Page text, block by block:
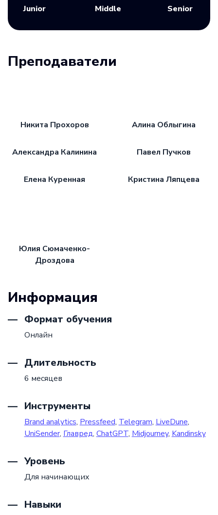
Junior Middle Senior
Преподаватели
Никита Прохоров Алина Облыгина
Александра Калинина Павел Пучков
Елена Куренная Кристина Ляпцева
Юлия Сюмаченко-
Дроздова
Информация
Формат обучения
Онлайн
Длительность
6 месяцев
Инструменты
Brand analytics, Pressfeed, Telegram, LiveDune,
UniSender, Главред, ChatGPT, Midjourney, Kandinsky
Уровень
Для начинающих
Навыки